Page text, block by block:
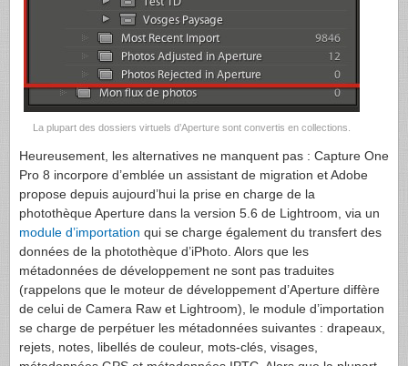
La plupart des dossiers virtuels d’Aperture sont convertis en collections.
Heureusement, les alternatives ne manquent pas : Capture One
Pro 8 incorpore d’emblée un assistant de migration et Adobe
propose depuis aujourd’hui la prise en charge de la
photothèque Aperture dans la version 5.6 de Lightroom, via un
module d’importation qui se charge également du transfert des
données de la photothèque d’iPhoto. Alors que les
métadonnées de développement ne sont pas traduites
(rappelons que le moteur de développement d’Aperture diffère
de celui de Camera Raw et Lightroom), le module d’importation
se charge de perpétuer les métadonnées suivantes : drapeaux,
rejets, notes, libellés de couleur, mots-clés, visages,